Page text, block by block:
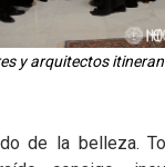
y arquitectos
de la belleza.